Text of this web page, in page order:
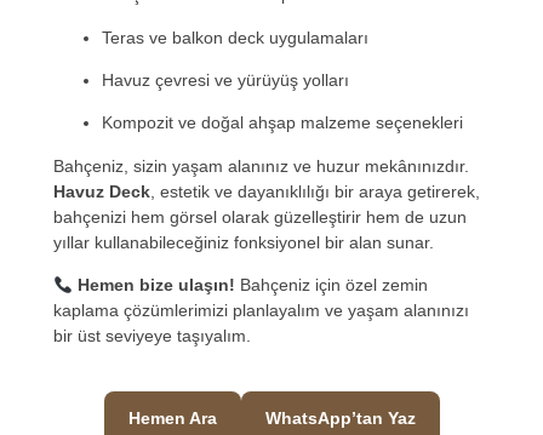
Teras ve balkon deck uygulamaları
Havuz çevresi ve yürüyüş yolları
Kompozit ve doğal ahşap malzeme seçenekleri
Bahçeniz, sizin yaşam alanınız ve huzur mekânınızdır.
Havuz Deck , estetik ve dayanıklılığı bir araya getirerek,
bahçenizi hem görsel olarak güzelleştirir hem de uzun
yıllar kullanabileceğiniz fonksiyonel bir alan sunar.
Hemen bize ulaşın! Bahçeniz için özel zemin
kaplama çözümlerimizi planlayalım ve yaşam alanınızı
bir üst seviyeye taşıyalım.
Hemen Ara WhatsApp’tan Yaz